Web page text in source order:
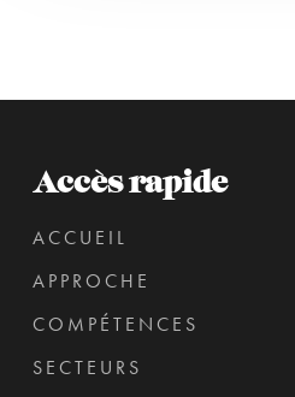
Accès rapide
ACCUEIL
APPROCHE
COMPÉTENCES
SECTEURS